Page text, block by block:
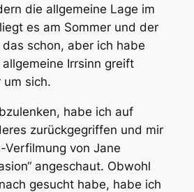
die allgemeine Lage im
es am Sommer und der
schon, aber ich habe
Irrsinn greift
um sich.
habe ich auf
zurückgegriffen und mir
von Jane
angeschaut. Obwohl
gesucht habe, habe ich